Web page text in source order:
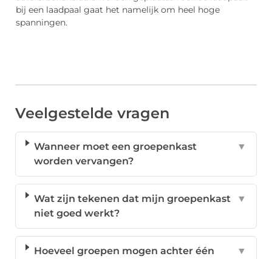
bij een laadpaal gaat het namelijk om heel hoge
spanningen.
Veelgestelde vragen
Wanneer moet een groepenkast
worden vervangen?
▼
Wat zijn tekenen dat mijn groepenkast
niet goed werkt?
▼
Hoeveel groepen mogen achter één
▼